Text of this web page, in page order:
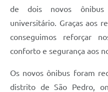
de dois novos ônibus
universitário. Graças aos
conseguimos reforçar
conforto e segurança aos
Os novos ônibus foram
distrito de São Pedro,